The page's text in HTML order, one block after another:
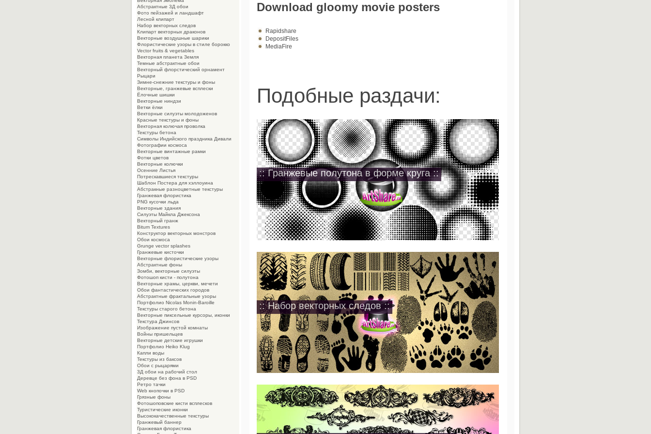
Download gloomy movie posters
Rapidshare
DepositFiles
MediaFire
Подобные раздачи:
:: Гранжевые полутона в форме круга ::
:: Набор векторных следов ::
Абстрактные 3Д обои
Фото пейзажей и ландшафт
Лесной клипарт
Набор векторных следов
Клипарт векторных драконов
Векторные воздушные шарики
Флористические узоры в стиле борокко
Vector fruits & vegetables
Векторная планета Земля
Темные абстрактные обои
Векторный флорстический орнамент
Рыцари
Зимне-снежние текстуры и фоны
Векторные, гранжевые всплески
Ёлочные шишки
Векторные ниндзи
Ветки ёлки
Векторные силуэты молодоженов
Красные текстуры и фоны
Векторная колючая проволка
Текстуры бетона
Символы Индийского праздника Дивали
Фотографии космоса
Векторные винтажные рамки
Фотки цветов
Векторные колючки
Осенние Листья
Потрескавшиеся текстуры
Шаблон Постера для хэллоуина
Абстракные разноцветные текстуры
Гранжевая флористика
PNG кусочки льда
Векторные здания
Силуэты Майкла Джексона
Векторный гранж
Bitum Textures
Конструктор векторных монстров
Обои космоса
Grunge vector splashes
Гранжевые кисточки
Векторные флористические узоры
Абстрактные фоны
Зомби, векторные силуэты
Фотошоп кисти - полутона
Векторные храмы, церкви, мечети
Обои фантастических городов
Абстрактные фрактальные узоры
Портфолио Nicolas Monin-Baroille
Текстуры старого бетона
Векторные пиксельные курсоры, иконки
Текстура Джинсов
Изображение пустой комнаты
Войны пришельцев
Векторные детские игрушки
Портфолио Heiko Klug
Капли воды
Текстуры из баксов
Обои с рыцарями
3Д обои на рабочий стол
Деревце без фона в PSD
Ретро тачки
Web кнопочки в PSD
Грязные фоны
Фотошоповские кисти всплесков
Туристические иконки
Высококачественные текстуры
Гранжевый баннер
Гранжевая флористика